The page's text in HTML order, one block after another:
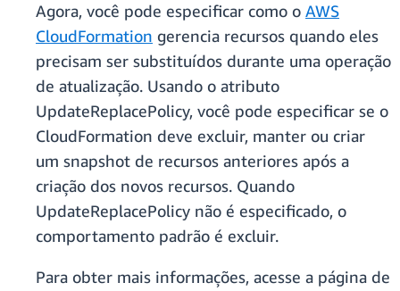
Agora, você pode especificar como o AWS
CloudFormation gerencia recursos quando eles
precisam ser substituídos durante uma operação
de atualização. Usando o atributo
UpdateReplacePolicy, você pode especificar se o
CloudFormation deve excluir, manter ou criar
um snapshot de recursos anteriores após a
criação dos novos recursos. Quando
UpdateReplacePolicy não é especificado, o
comportamento padrão é excluir.
Para obter mais informações, acesse a página de